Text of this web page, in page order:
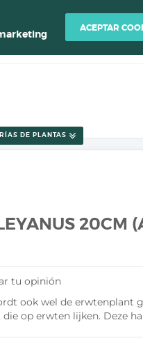
PARA MANTENER LA
DE PLANTAS
20CM
tu opinión
ook wel de erwtenplant
die op erwten lijken. Deze
ACEPTAR